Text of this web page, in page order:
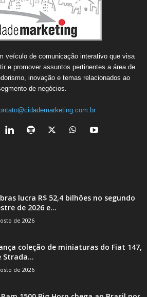
veículo de comunicação interativo que visa
e promover assuntos pertinentes a área de
inovação e temas relacionados ao
de negócios.
lucra R$ 52,4 bilhões no segundo
de 2026 e...
de 2026
coleção de miniaturas do Fiat 147,
Strada...
de 2026